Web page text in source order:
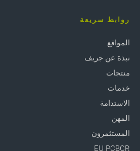
روابط سريعة
المواقع
نبذة عن جريف
منتجات
خدمات
الاستدامة
المهن
المستثمرون
EU PCBCR